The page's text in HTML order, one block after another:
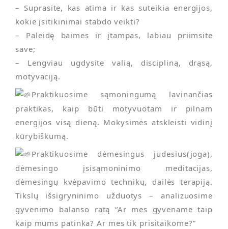
– Suprasite, kas atima ir kas suteikia energijos,
kokie įsitikinimai stabdo veikti?
– Paleidę baimes ir įtampas, labiau priimsite
save;
– Lengviau ugdysite valią, discipliną, drąsą,
motyvaciją.
Praktikuosime sąmoningumą lavinančias
praktikas, kaip būti motyvuotam ir pilnam
energijos visą dieną. Mokysimės atskleisti vidinį
kūrybiškumą.
Praktikuosime dėmesingus judesius(joga),
dėmesingo įsisąmoninimo meditacijas,
dėmesingų kvėpavimo technikų, dailės terapiją.
Tikslų išsigryninimo užduotys – analizuosime
gyvenimo balanso ratą “Ar mes gyvename taip
kaip mums patinka? Ar mes tik prisitaikome?”